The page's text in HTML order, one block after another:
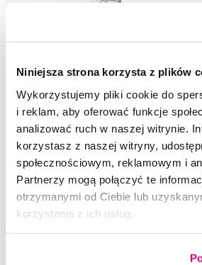
Niniejsza strona korzysta z plików
Wykorzystujemy pliki cookie do
i reklam, aby oferować funkcje
analizować ruch w naszej witrynie.
korzystasz z naszej witryny,
społecznościowym, reklamowym i
Partnerzy mogą połączyć te
otrzymanymi od Ciebie lub
korzystania z ich usług.
SWISSDENT EXTREME intensywna pasta
wybielająca, 100 ml
79,90 Zł